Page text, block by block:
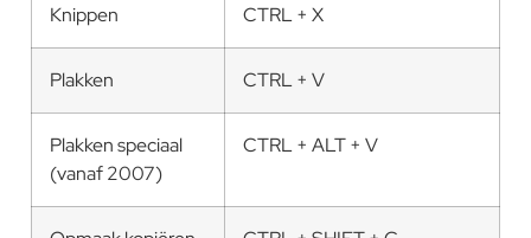
Knippen CTRL + X
Plakken CTRL + V
Plakken speciaal
(vanaf 2007)
CTRL + ALT + V